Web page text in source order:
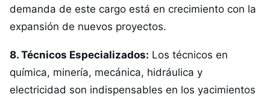
demanda de este cargo está en crecimiento con la
expansión de nuevos proyectos.
8. Técnicos Especializados: Los técnicos en
química, minería, mecánica, hidráulica y
electricidad son indispensables en los yacimientos